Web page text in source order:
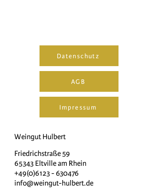
Datenschutz
AGB
Impressum
Weingut Hulbert
Friedrichstraße 59
65343 Eltville am Rhein
+49(0)6123 - 630476
info@weingut-hulbert.de